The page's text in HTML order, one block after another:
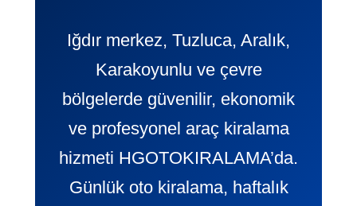
Iğdır merkez, Tuzluca, Aralık,
Karakoyunlu ve çevre
bölgelerde güvenilir, ekonomik
ve profesyonel araç kiralama
hizmeti HGOTOKIRALAMA’da.
Günlük oto kiralama, haftalık